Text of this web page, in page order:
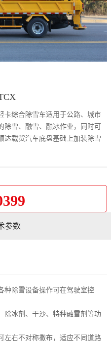
卡综合除雪车适用于公路、城市
雪、融雪、融冰作业，同时可
达载货汽车底盘基础上加装除雪
参数
种除雪设备操作可在驾驶室控
除冰剂、干沙、特种融雪剂等功
左右不对称撒布，适应不同道路